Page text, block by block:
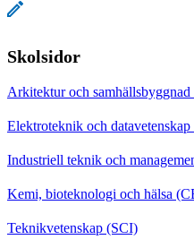
Skolsidor
Arkitektur och
Elektroteknik och
Industriell teknik och
Kemi, bioteknologi och hälsa
Teknikvetenskap (SCI)